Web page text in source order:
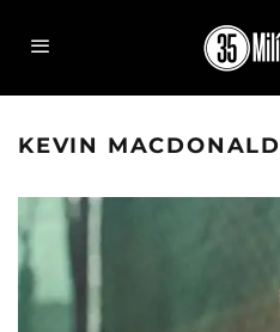
KEVIN MACDONALD